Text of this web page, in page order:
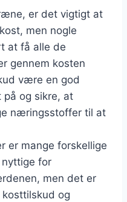
er det vigtigt at
men nogle
at få alle de
gennem kosten
være en god
på og sikre, at
næringsstoffer til at
er mange forskellige
for
men det er
og